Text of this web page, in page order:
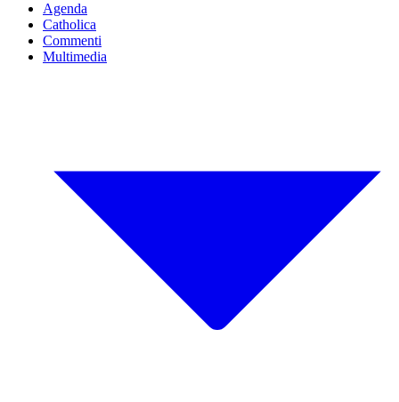
Agenda
Catholica
Commenti
Multimedia